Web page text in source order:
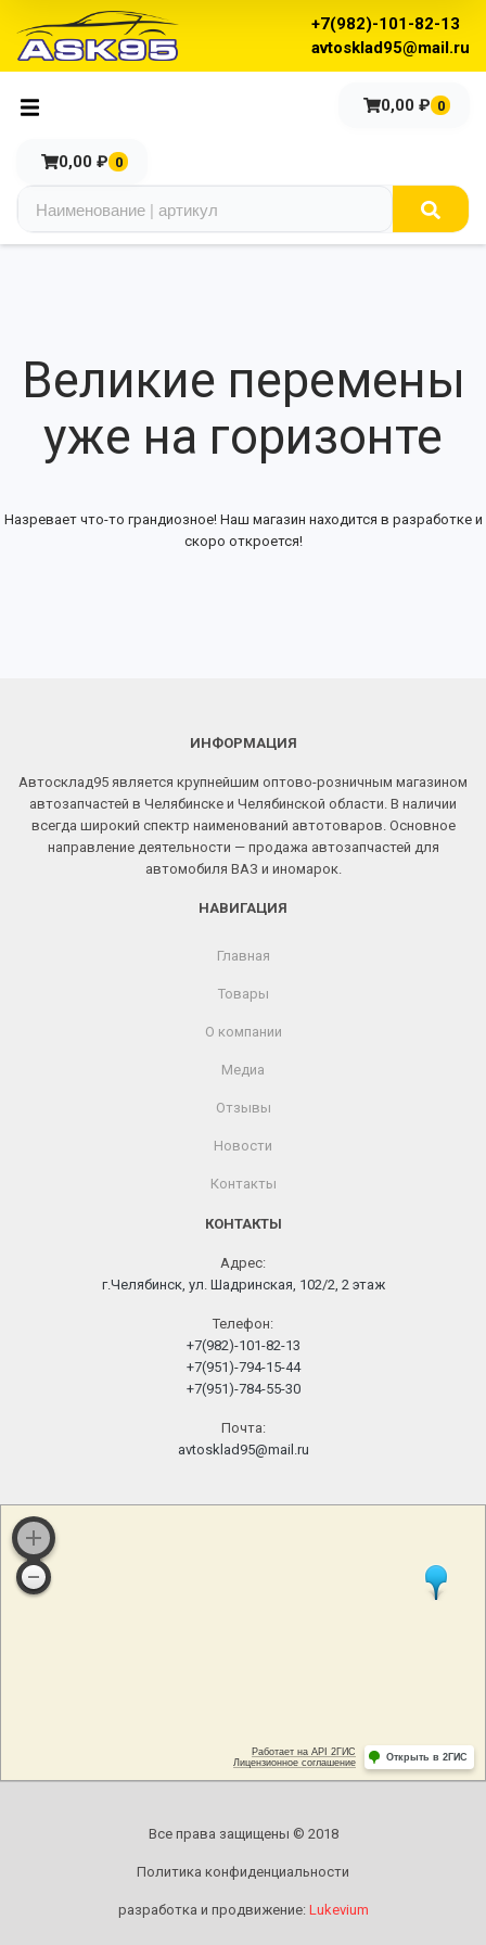
+7(982)-101-82-13
avtosklad95@mail.ru
0,00 ₽ 0
0,00 ₽ 0
Великие перемены
уже на горизонте
Назревает что-то грандиозное! Наш магазин находится в разработке и
скоро откроется!
ИНФОРМАЦИЯ
Автосклад95 является крупнейшим оптово-розничным магазином
автозапчастей в Челябинске и Челябинской области. В наличии
всегда широкий спектр наименований автотоваров. Основное
направление деятельности — продажа автозапчастей для
автомобиля ВАЗ и иномарок.
НАВИГАЦИЯ
Главная
Товары
О компании
Медиа
Отзывы
Новости
Контакты
КОНТАКТЫ
Адрес:
г.Челябинск, ул. Шадринская, 102/2, 2 этаж
Телефон:
+7(982)-101-82-13
+7(951)-794-15-44
+7(951)-784-55-30
Почта:
avtosklad95@mail.ru
Все права защищены © 2018
Политика конфиденциальности
разработка и продвижение: Lukevium